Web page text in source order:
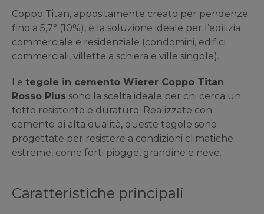
Coppo Titan, appositamente creato per pendenze
fino a 5,7° (10%), è la soluzione ideale per l’edilizia
commerciale e residenziale (condomini, edifici
commerciali, villette a schiera e ville singole).
Le tegole in cemento Wierer Coppo Titan
Rosso Plus sono la scelta ideale per chi cerca un
tetto resistente e duraturo. Realizzate con
cemento di alta qualità, queste tegole sono
progettate per resistere a condizioni climatiche
estreme, come forti piogge, grandine e neve.
Caratteristiche principali